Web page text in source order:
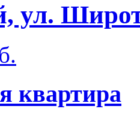
ул.
квартира